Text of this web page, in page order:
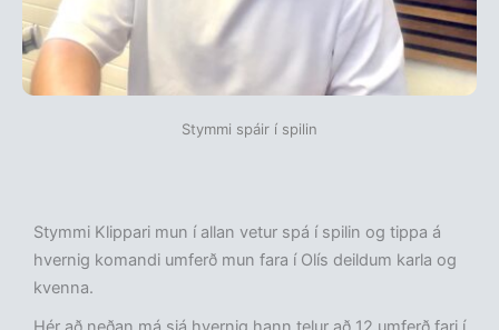
Stymmi spáir í spilin
Stymmi Klippari mun í allan vetur spá í spilin og tippa á
hvernig komandi umferð mun fara í Olís deildum karla og
kvenna.